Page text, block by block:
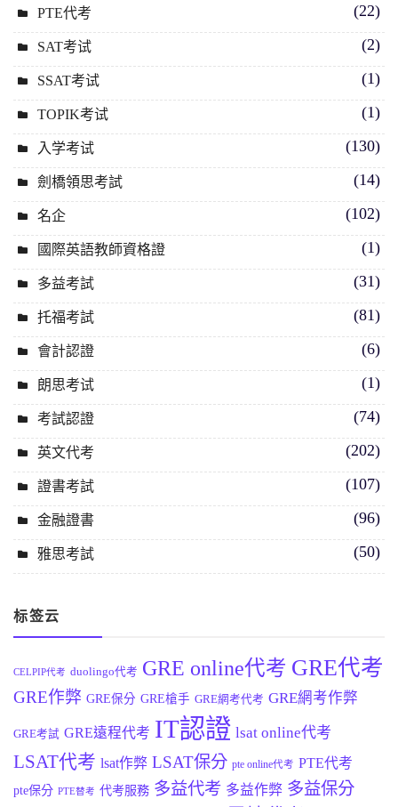
PTE代考 (22)
SAT考试 (2)
SSAT考试 (1)
TOPIK考试 (1)
入学考试 (130)
劍橋領思考試 (14)
名企 (102)
國際英語教師資格證 (1)
多益考試 (31)
托福考試 (81)
會計認證 (6)
朗思考试 (1)
考試認證 (74)
英文代考 (202)
證書考試 (107)
金融證書 (96)
雅思考試 (50)
标签云
CELPIP代考 duolingo代考 GRE online代考 GRE代考
GRE作弊 GRE保分 GRE槍手 GRE網考代考 GRE網考作弊
GRE考試 GRE遠程代考 IT認證 lsat online代考
LSAT代考 lsat作弊 LSAT保分 pte online代考 PTE代考
pte保分 PTE替考 代考服務 多益代考 多益作弊 多益保分